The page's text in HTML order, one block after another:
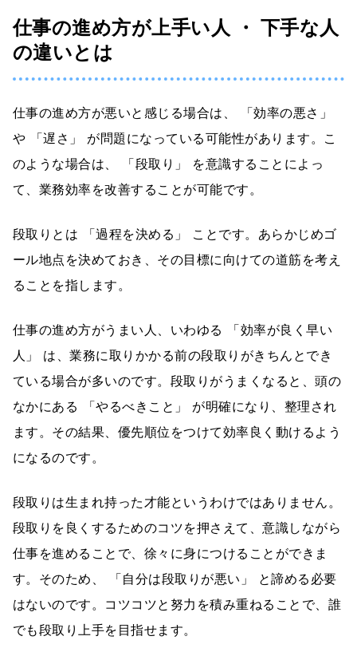
仕事の進め方が上手い人 ・ 下手な人
の違いとは
仕事の進め方が悪いと感じる場合は、 「効率の悪さ」
や 「遅さ」 が問題になっている可能性があります。こ
のような場合は、 「段取り」 を意識することによっ
て、業務効率を改善することが可能です。
段取りとは 「過程を決める」 ことです。あらかじめゴ
ール地点を決めておき、その目標に向けての道筋を考え
ることを指します。
仕事の進め方がうまい人、いわゆる 「効率が良く早い
人」 は、業務に取りかかる前の段取りがきちんとでき
ている場合が多いのです。段取りがうまくなると、頭の
なかにある 「やるべきこと」 が明確になり、整理され
ます。その結果、優先順位をつけて効率良く動けるよう
になるのです。
段取りは生まれ持った才能というわけではありません。
段取りを良くするためのコツを押さえて、意識しながら
仕事を進めることで、徐々に身につけることができま
す。そのため、 「自分は段取りが悪い」 と諦める必要
はないのです。コツコツと努力を積み重ねることで、誰
でも段取り上手を目指せます。